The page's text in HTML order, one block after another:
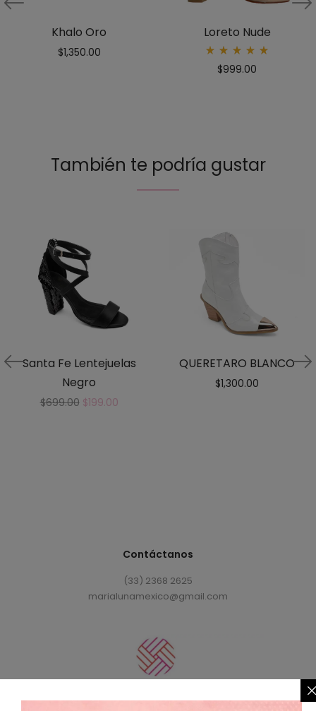
Khalo Oro
$1,350.00
Loreto Nude
5.00
$999.00
También te podría gustar
Santa Fe Lentejuelas
Negro
$699.00 $199.00
QUERETARO BLANCO
$1,300.00
Contáctanos
(33) 2368 2625
marialunamexico@gmail.com